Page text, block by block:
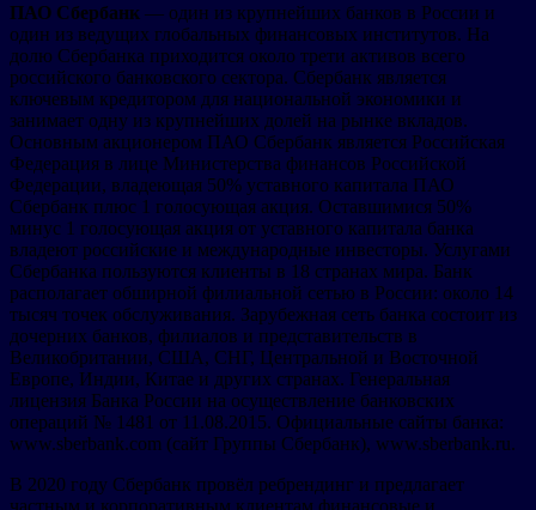
ПАО Сбербанк — один из крупнейших банков в России и
один из ведущих глобальных финансовых институтов. На
долю Сбербанка приходится около трети активов всего
российского банковского сектора. Сбербанк является
ключевым кредитором для национальной экономики и
занимает одну из крупнейших долей на рынке вкладов.
Основным акционером ПАО Сбербанк является Российская
Федерация в лице Министерства финансов Российской
Федерации, владеющая 50% уставного капитала ПАО
Сбербанк плюс 1 голосующая акция. Оставшимися 50%
минус 1 голосующая акция от уставного капитала банка
владеют российские и международные инвесторы. Услугами
Сбербанка пользуются клиенты в 18 странах мира. Банк
располагает обширной филиальной сетью в России: около 14
тысяч точек обслуживания. Зарубежная сеть банка состоит из
дочерних банков, филиалов и представительств в
Великобритании, США, СНГ, Центральной и Восточной
Европе, Индии, Китае и других странах. Генеральная
лицензия Банка России на осуществление банковских
операций № 1481 от 11.08.2015. Официальные сайты банка:
www.sberbank.com (сайт Группы Сбербанк), www.sberbank.ru.
В 2020 году Сбербанк провёл ребрендинг и предлагает
частным и корпоративным клиентам финансовые и